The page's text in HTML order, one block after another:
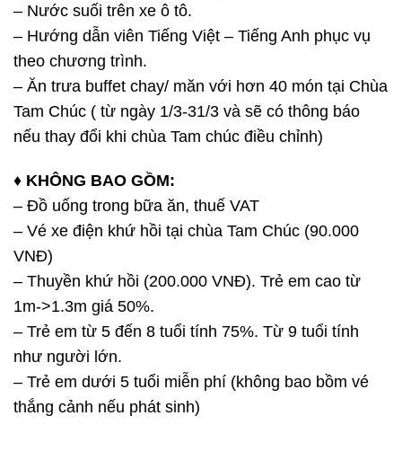
– Nước suối trên xe ô tô.
– Hướng dẫn viên Tiếng Việt – Tiếng Anh phục vụ
theo chương trình.
– Ăn trưa buffet chay/ măn với hơn 40 món tại Chùa
Tam Chúc ( từ ngày 1/3-31/3 và sẽ có thông báo
nếu thay đổi khi chùa Tam chúc điều chỉnh)
♦ KHÔNG BAO GỒM:
– Đồ uống trong bữa ăn, thuế VAT
– Vé xe điện khứ hồi tại chùa Tam Chúc (90.000
VNĐ)
– Thuyền khứ hồi (200.000 VNĐ). Trẻ em cao từ
1m->1.3m giá 50%.
– Trẻ em từ 5 đến 8 tuổi tính 75%. Từ 9 tuổi tính
như người lớn.
– Trẻ em dưới 5 tuổi miễn phí (không bao bồm vé
thắng cảnh nếu phát sinh)